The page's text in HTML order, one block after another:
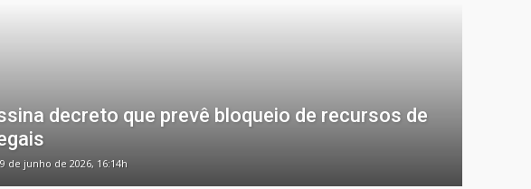
decreto que prevê bloqueio de recursos de
de junho de 2026, 16:14h